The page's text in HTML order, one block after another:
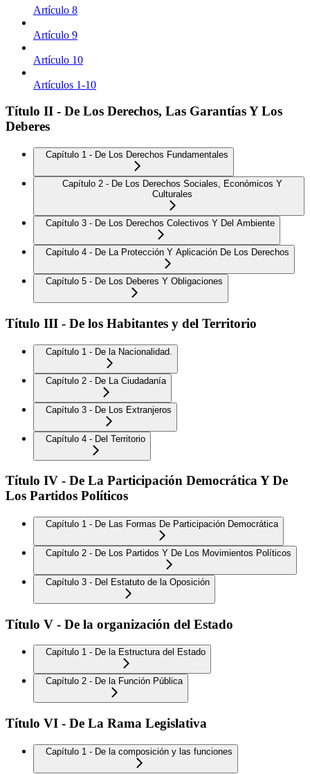
Artículo 8
Artículo 9
Artículo 10
Artículos 1-10
Título II - De Los Derechos, Las Garantías Y Los
Deberes
Capítulo 1 - De Los Derechos Fundamentales
Capítulo 2 - De Los Derechos Sociales, Económicos Y
Culturales
Capítulo 3 - De Los Derechos Colectivos Y Del Ambiente
Capítulo 4 - De La Protección Y Aplicación De Los Derechos
Capítulo 5 - De Los Deberes Y Obligaciones
Título III - De los Habitantes y del Territorio
Capítulo 1 - De la Nacionalidad.
Capítulo 2 - De La Ciudadanía
Capítulo 3 - De Los Extranjeros
Capítulo 4 - Del Territorio
Título IV - De La Participación Democrática Y De
Los Partidos Políticos
Capítulo 1 - De Las Formas De Participación Democrática
Capítulo 2 - De Los Partidos Y De Los Movimientos Políticos
Capítulo 3 - Del Estatuto de la Oposición
Título V - De la organización del Estado
Capítulo 1 - De la Estructura del Estado
Capítulo 2 - De la Función Pública
Título VI - De La Rama Legislativa
Capítulo 1 - De la composición y las funciones